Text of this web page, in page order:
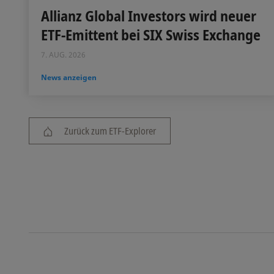
Allianz Global Investors wird neuer
ETF-Emittent bei SIX Swiss Exchange
7. AUG. 2026
News anzeigen
Zurück zum ETF-Explorer